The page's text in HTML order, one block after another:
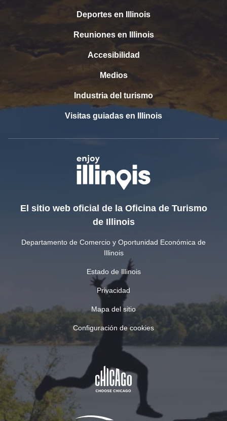
Deportes en Illinois
Reuniones en Illinois
Accesibilidad
Medios
Industria del turismo
Visitas guiadas en Illinois
El sitio web oficial de la Oficina de Turismo
de Illinois
Departamento de Comercio y Oportunidad Económica de
Illinois
Estado de Illinois
Privacidad
Mapa del sitio
Configuración de cookies